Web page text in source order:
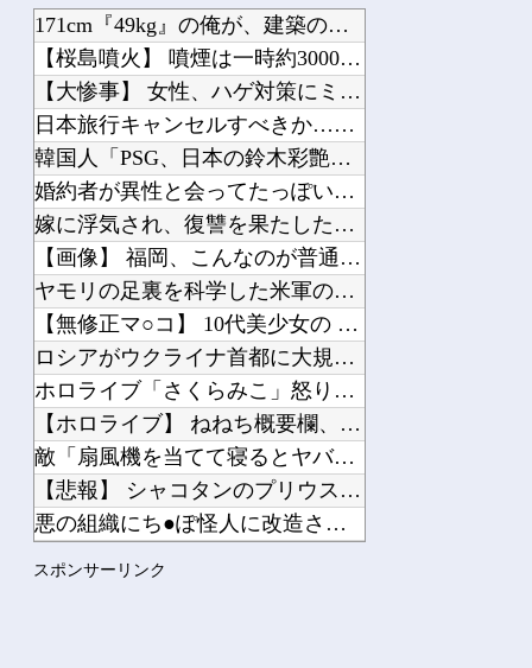
【負けヒロインが多すぎる！】 タイトー「八奈見杏菜」制服姿でプライズフィギュア化...
【スパロボ】 キタ━━━━━━(゜∀゜)━━━━━━ !!!!!
【悲報】 ベルセルク、今どうなっているのか誰も知らない・・・・
Powered by livedoor 相互RSS
171cm『49kg』の俺が、建築のバイト行ったら「こう」な...
【桜島噴火】 噴煙は一時約3000メートルに…活発な噴火活動...
【大惨事】 女性、ハゲ対策にミノキシジル使ったら顔面がこうな...
日本旅行キャンセルすべきか…1万年ぶり史上最大級の火山の兆し...
韓国人「PSG、日本の鈴木彩艶に約60億円で正式オファー・・...
婚約者が異性と会ってたっぽいメールが出てきたわけだが
嫁に浮気され、復讐を果たした友人。未だに再婚していない。「裏...
【画像】 福岡、こんなのが普通に走ってるｗｗｗｗｗｗｗｗｗｗ...
ヤモリの足裏を科学した米軍の装備「Z-Man」…粘着剤なしで...
【無修正マ○コ】 10代美少女の ”初めての女性器脱毛” 動...
ロシアがウクライナ首都に大規模攻撃、トランプ氏とゼレンスキー...
ホロライブ「さくらみこ」怒りに飲まれるな野うさぎ！2ndソロ...
【ホロライブ】 ねねち概要欄、小学生並みの感想で草
敵「扇風機を当てて寝るとヤバいぞ！」 ワイ「大丈夫やろｗｗｗ...
【悲報】 シャコタンのプリウスを笑った運転手、散る………
悪の組織にち●ぽ怪人に改造されたやる夫のお話 第3話
スポンサーリンク